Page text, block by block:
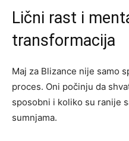
Lični rast i
transformacija
Maj za Blizance nije samo
proces. Oni počinju da
sposobni i koliko su ranije
sumnjama.